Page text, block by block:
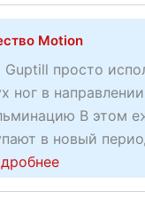
o
u
t
ф
о
к
с
б
Motion
просто
ног в
В этом
в новый
a